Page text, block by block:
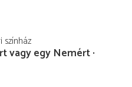
színház
vagy egy Nemért